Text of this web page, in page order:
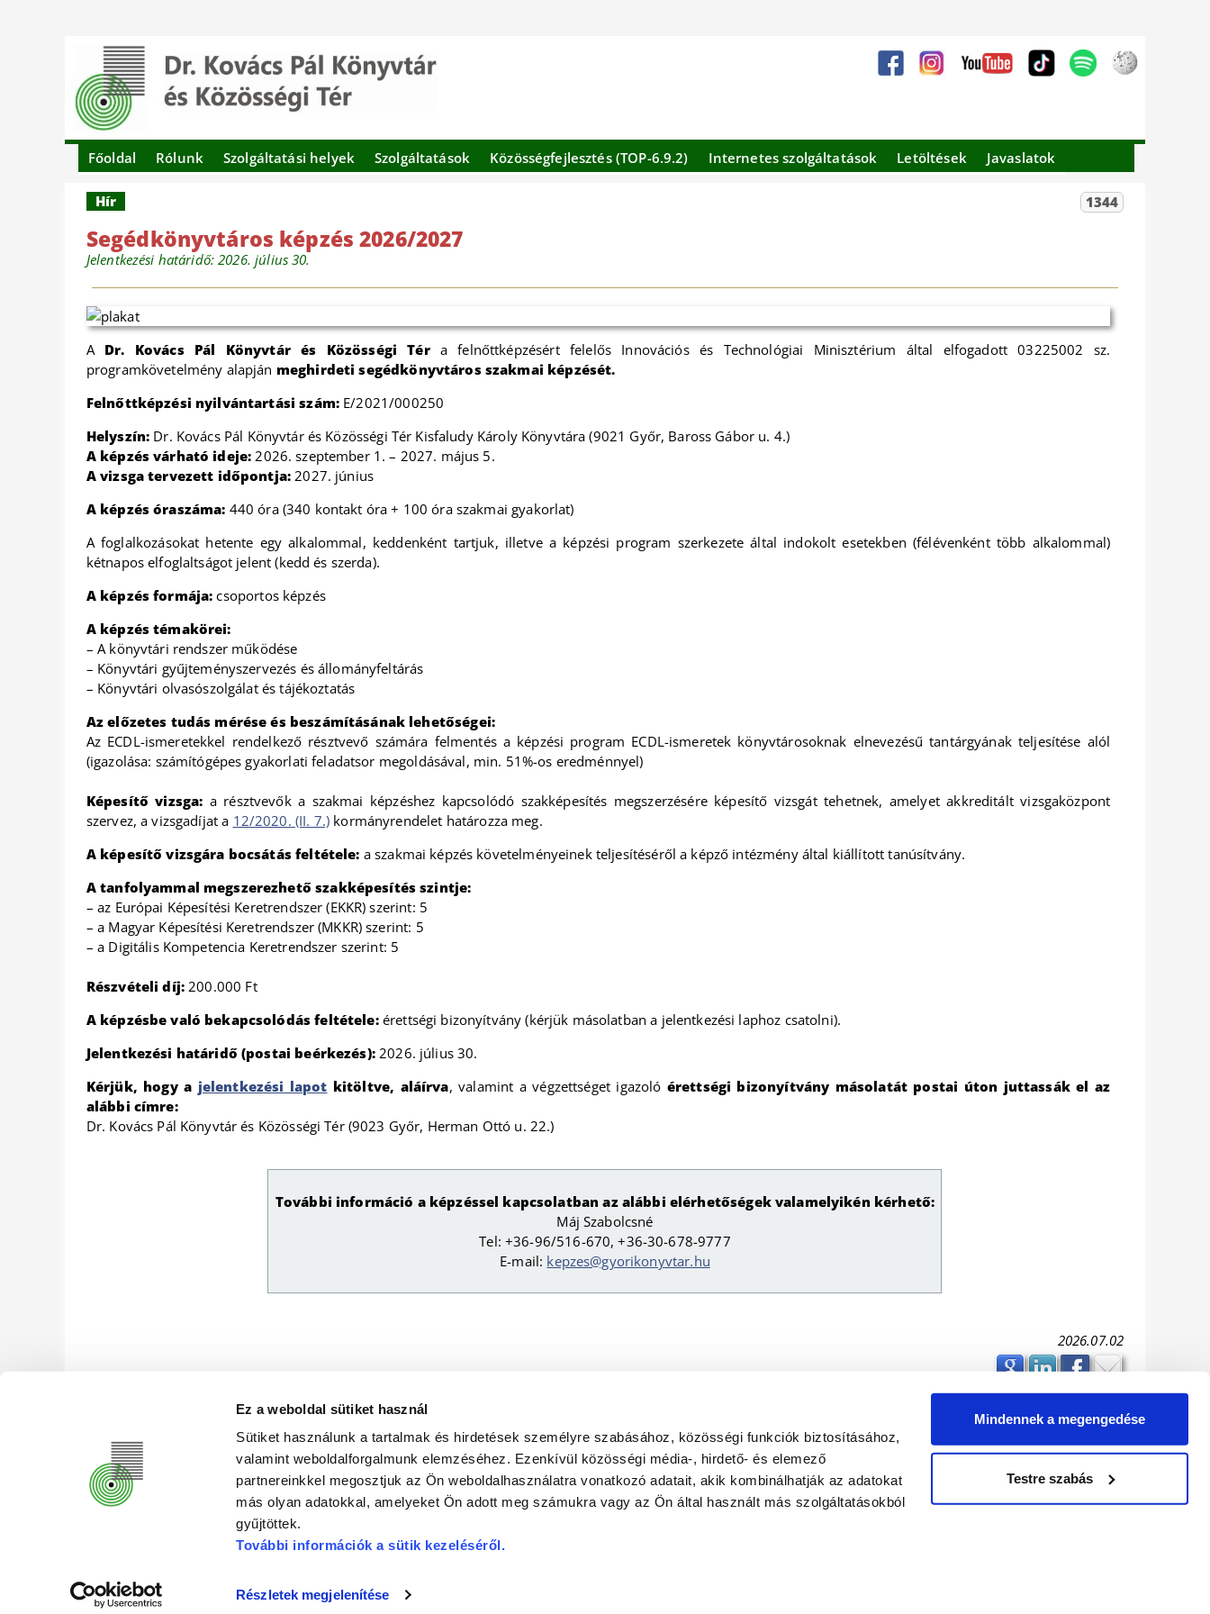
Ez a weboldal sütiket használ
Sütiket használunk a tartalmak és hirdetések személyre szabásához, közösségi funkciók biztosításához,
valamint weboldalforgalmunk elemzéséhez. Ezenkívül közösségi média-, hirdető- és elemező
partnereinkkel megosztjuk az Ön weboldalhasználatra vonatkozó adatait, akik kombinálhatják az adatokat
más olyan adatokkal, amelyeket Ön adott meg számukra vagy az Ön által használt más szolgáltatásokból
gyűjtöttek.
További információk a sütik kezeléséről.
Részletek megjelenítése
Mindennek a megengedése
Testre szabás
Főoldal Rólunk Szolgáltatási helyek Szolgáltatások Közösségfejlesztés (TOP-6.9.2) Internetes szolgáltatások Letöltések Javaslatok
1344
Hír
Segédkönyvtáros képzés 2026/2027
Jelentkezési határidő: 2026. július 30.
A Dr. Kovács Pál Könyvtár és Közösségi Téra felnőttképzésért felelős Innovációs és Technológiai Minisztérium által elfogadott 03225002 sz.
programkövetelmény alapján meghirdeti segédkönyvtáros szakmai képzését.
Felnőttképzési nyilvántartási szám: E/2021/000250
Helyszín: Dr. Kovács Pál Könyvtár és Közösségi Tér Kisfaludy Károly Könyvtára (9021 Győr, Baross Gábor u. 4.)
A képzés várható ideje:2026. szeptember 1. – 2027. május 5.
A vizsga tervezett időpontja:2027. június
A képzés óraszáma: 440 óra (340 kontakt óra + 100 óra szakmai gyakorlat)
A foglalkozásokat hetente egy alkalommal, keddenként tartjuk, illetve a képzési program szerkezete által indokolt esetekben (félévenként több alkalommal)
kétnapos elfoglaltságot jelent (kedd és szerda).
A képzés formája:csoportos képzés
A képzés témakörei:
– A könyvtári rendszer működése
– Könyvtári gyűjteményszervezés és állományfeltárás
– Könyvtári olvasószolgálat és tájékoztatás
Az előzetes tudás mérése és beszámításának lehetőségei:
Az ECDL-ismeretekkel rendelkező résztvevő számára felmentés a képzési program ECDL-ismeretek könyvtárosoknak elnevezésű tantárgyának teljesítése alól
(igazolása: számítógépes gyakorlati feladatsor megoldásával, min. 51%-os eredménnyel)
Képesítő vizsga: a résztvevők a szakmai képzéshez kapcsolódó szakképesítés megszerzésére képesítő vizsgát tehetnek, amelyet akkreditált vizsgaközpont
szervez, a vizsgadíjat a 12/2020. (II. 7.) kormányrendelet határozza meg.
A képesítő vizsgára bocsátás feltétele: a szakmai képzés követelményeinek teljesítéséről a képző intézmény által kiállított tanúsítvány.
A tanfolyammal megszerezhető szakképesítés szintje:
– az Európai Képesítési Keretrendszer (EKKR) szerint: 5
– a Magyar Képesítési Keretrendszer (MKKR) szerint: 5
– a Digitális Kompetencia Keretrendszer szerint: 5
Részvételi díj: 200.000 Ft
A képzésbe való bekapcsolódás feltétele: érettségi bizonyítvány (kérjük másolatban a jelentkezési laphoz csatolni).
Jelentkezési határidő (postai beérkezés):2026. július 30.
Kérjük, hogy a jelentkezési lapot kitöltve, aláírva, valamint a végzettséget igazoló érettségi bizonyítvány másolatát postai úton juttassák el az
alábbi címre:
Dr. Kovács Pál Könyvtár és Közösségi Tér (9023 Győr, Herman Ottó u. 22.)
További információ a képzéssel kapcsolatban az alábbi elérhetőségek valamelyikén kérhető:
Máj Szabolcsné
Tel: +36-96/516-670, +36-30-678-9777
E-mail: kepzes@gyorikonyvtar.hu
2026.07.02
DR. KOVÁCS PÁL KÖNYVTÁR ÉS KÖZÖSSÉGI TÉR KÖZÉRDEKŰ ADATOK PARTNEREK
ADATVÉDELEM
Cím: 9023 Győr, Herman Ottó u. 22.